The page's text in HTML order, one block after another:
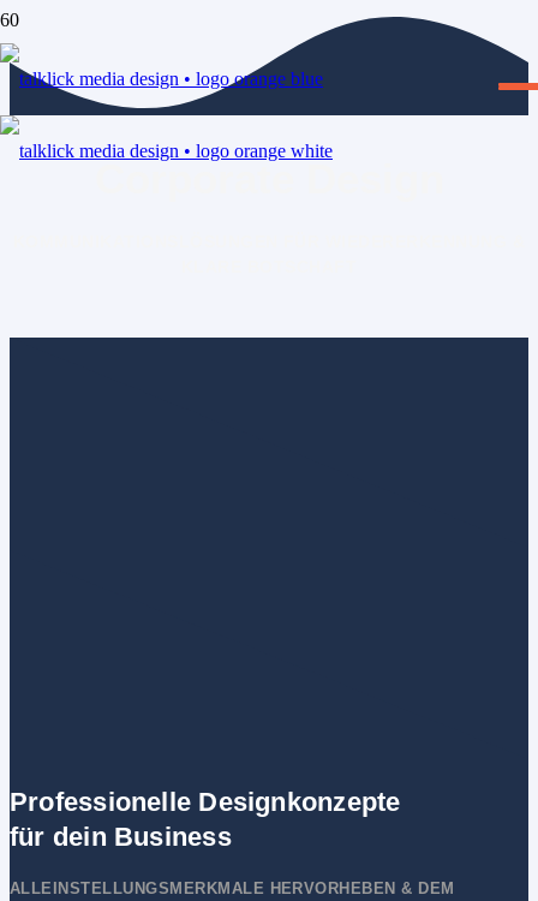
Professionelle Designkonzepte
für dein Business
ALLEINSTELLUNGSMERKMALE HERVORHEBEN & DEM